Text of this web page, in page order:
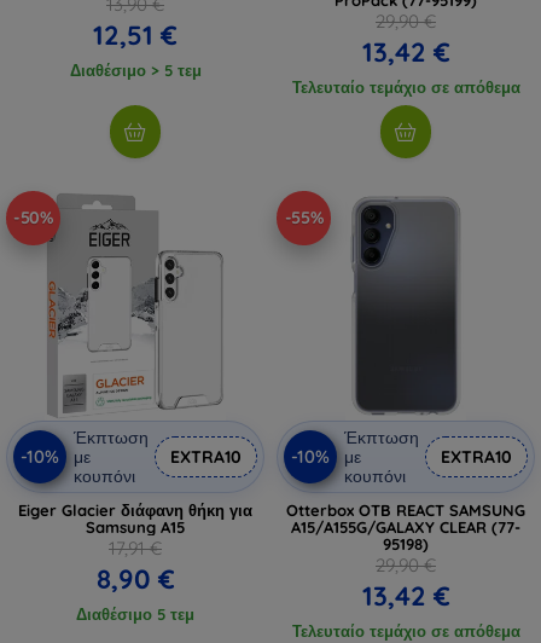
12,51 €
Διαθέσιμο > 5 τεμ
29,90 €
13,42 €
Τελευταίο τεμάχιο σε απόθεμα
-50%
-10%
Έκπτωση
με
κουπόνι
EXTRA10
Eiger Glacier διάφανη θήκη για
Samsung A15
17,91 €
8,90 €
Διαθέσιμο 5 τεμ
-55%
-10%
Έκπτωση
με
κουπόνι
EXTRA10
Otterbox OTB REACT SAMSUNG
A15/A155G/GALAXY CLEAR (77-
95198)
29,90 €
13,42 €
Τελευταίο τεμάχιο σε απόθεμα